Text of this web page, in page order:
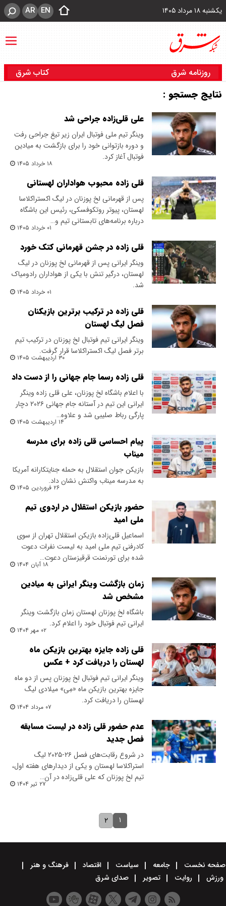
یکشنبه ۱۸ مرداد ۱۴۰۵ EN
AR
روزنامه شرق کتاب شرق
نتایج جستجو :
علی قلی‌زاده جراحی شد
وینگر تیم ملی فوتبال ایران زیر تیغ جراحی رفت
و دوره بازتوانی خود را برای بازگشت به میادین
فوتبال آغاز کرد.
۱۸ خرداد ۱۴۰۵
قلی زاده محبوب هواداران لهستانی
​پس از قهرمانی لخ پوزنان در لیگ اکستراکلاسا
لهستان، پیوتر روتکوفسکی، رئیس این باشگاه
درباره برنامه‌های تابستانی تیم و…
۰۱ خرداد ۱۴۰۵
قلی زاده در جشن قهرمانی کتک خورد
وینگر ایرانی پس از قهرمانی لخ پوزنان در لیگ
لهستان، درگیر تنش با یکی از هواداران رادومیاک
شد.
۰۱ خرداد ۱۴۰۵
قلی زاده در ترکیب برترین بازیکنان
فصل لیگ لهستان
وینگر ایرانی تیم فوتبال لخ پوزنان در ترکیب تیم
برتر فصل لیگ اکستراکلاسا قرار گرفت.
۳۰ اردیبهشت ۱۴۰۵
قلی زاده رسما جام جهانی را از دست داد
با اعلام باشگاه لخ پوزنان، علی قلی زاده وینگر
ایرانی این تیم در آستانه جام جهانی ۲۰۲۶ دچار
پارگی رباط صلیبی شد و علاوه…
۱۴ اردیبهشت ۱۴۰۵
پیام احساسی قلی زاده برای مدرسه
میناب
بازیکن جوان استقلال به حمله جنایتکارانه آمریکا
به مدرسه میناب واکنش نشان داد.
۲۶ فروردین ۱۴۰۵
حضور بازیکن استقلال در اردوی تیم
ملی امید
اسماعیل قلی‌زاده بازیکن استقلال تهران از سوی
کادرفنی تیم ملی امید به لیست نفرات دعوت
شده برای تورنمنت قرقیزستان دعوت…
۱۸ آبان ۱۴۰۴
زمان بازگشت وینگر ایرانی به میادین
مشخص شد
باشگاه لخ پوزنان لهستان زمان بازگشت وینگر
ایرانی تیم فوتبال خود را اعلام کرد.
۰۲ مهر ۱۴۰۴
قلی زاده جایزه بهترین بازیکن ماه
لهستان را دریافت کرد + عکس
وینگر ایرانی تیم فوتبال لخ پوزنان پس از دو ماه
جایزه بهترین بازیکن ماه «مِی» میلادی لیگ
لهستان را دریافت کرد.
۰۷ مرداد ۱۴۰۴
عدم حضور قلی زاده در لیست مسابقه
فصل جدید
در شروع رقابت‌های فصل ۲۶-۲۰۲۵ لیگ
استراکلاسا لهستان و یکی از دیدارهای هفته اول،
تیم لخ پوزنان که علی قلی‌زاده در آن…
۲۷ تیر ۱۴۰۴
۱ ۲
صفحه نخست جامعه سیاست اقتصاد
فرهنگ و هنر
ورزش
روایت تصویر صدای شرق